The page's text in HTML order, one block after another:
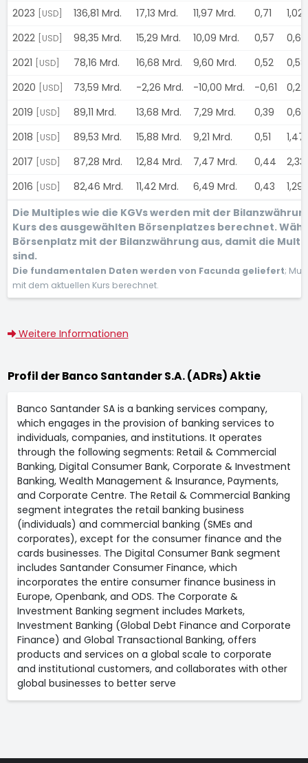
2023 [USD] 136,81 Mrd. 17,13 Mrd. 11,97 Mrd. 0,71
2022
[USD] 98,35 Mrd. 15,29 Mrd. 10,09 Mrd. 0,57
2021
[USD] 78,16 Mrd. 16,68 Mrd. 9,60 Mrd. 0,52
2020
[USD] 73,59 Mrd. -2,26 Mrd. -10,00 Mrd. -0,61
2019
[USD] 89,11 Mrd. 13,68 Mrd. 7,29 Mrd. 0,39
2018
[USD] 89,53 Mrd. 15,88 Mrd. 9,21 Mrd. 0,51
2017
[USD] 87,28 Mrd. 12,84 Mrd. 7,47 Mrd. 0,44
2016
[USD] 82,46 Mrd. 11,42 Mrd. 6,49 Mrd. 0,43
Die Multiples wie die KGVs werden mit der
Kurs des ausgewählten Börsenplatzes berechnet.
Börsenplatz mit der Bilanzwährung aus, damit die
sind.
Die fundamentalen Daten werden von Facunda geliefert;
mit dem aktuellen Kurs berechnet.
Weitere Informationen
Profil der Banco Santander S.A. (ADRs) Aktie
Banco Santander SA is a banking services company,
which engages in the provision of banking services to
individuals, companies, and institutions. It operates
through the following segments: Retail & Commercial
Banking, Digital Consumer Bank, Corporate & Investment
Banking, Wealth Management & Insurance, Payments,
and Corporate Centre. The Retail & Commercial Banking
segment integrates the retail banking business
(individuals) and commercial banking (SMEs and
corporates), except for the consumer finance and the
cards businesses. The Digital Consumer Bank segment
includes Santander Consumer Finance, which
incorporates the entire consumer finance business in
Europe, Openbank, and ODS. The Corporate &
Investment Banking segment includes Markets,
Investment Banking (Global Debt Finance and Corporate
Finance) and Global Transactional Banking, offers
products and services on a global scale to corporate
and institutional customers, and collaborates with other
global businesses to better serve